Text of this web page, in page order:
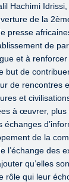
Hachimi
de la
presse
de
et à renforcer
but de
de rencontres
et
à œuvrer,
échanges
de la
l’échange des
qu’elles
rôle qui leur